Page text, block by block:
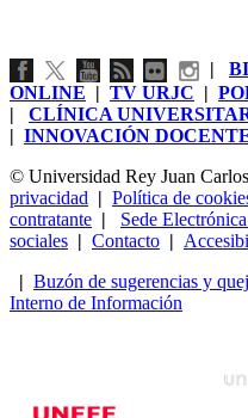
|
ONLINE | TV URJC |
| CLÍNICA
| INNOVACIÓN
© Universidad Rey Juan Carlos
privacidad | Política de
contratante | Sede Electrónica
sociales | Contacto |
| Buzón de sugerencias y
Interno de Información